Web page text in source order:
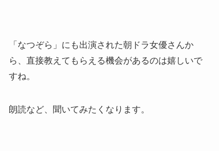
「なつぞら」にも出演された朝ドラ女優さんか
ら、直接教えてもらえる機会があるのは嬉しいで
すね。
朗読など、聞いてみたくなります。